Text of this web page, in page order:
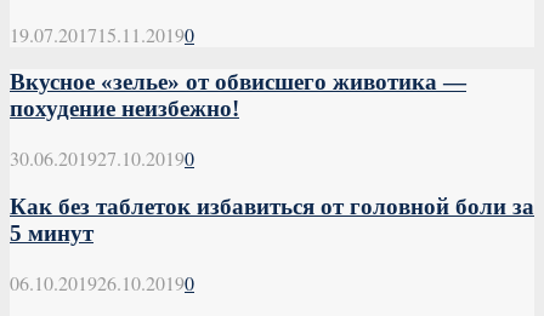
19.07.201715.11.20190
Вкусное «зелье» от обвисшего животика —
похудение неизбежно!
30.06.201927.10.20190
Как без таблеток избавиться от головной боли за
5 минут
06.10.201926.10.20190